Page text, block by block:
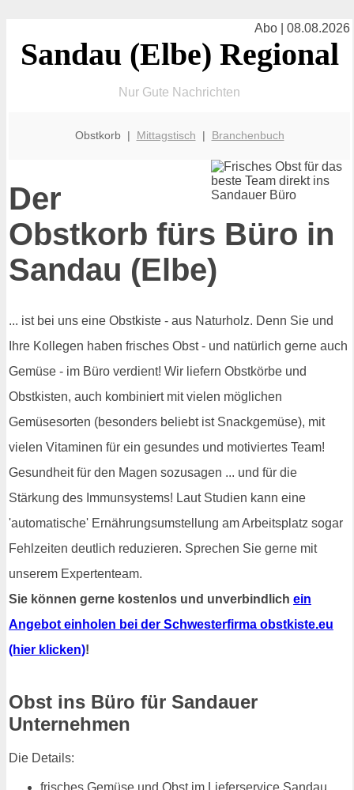
Abo | 08.08.2026
Sandau (Elbe) Regional
Nur Gute Nachrichten
Obstkorb | Mittagstisch | Branchenbuch
Der
Obstkorb fürs Büro in
Sandau (Elbe)
... ist bei uns eine Obstkiste - aus Naturholz. Denn Sie und
Ihre Kollegen haben frisches Obst - und natürlich gerne auch
Gemüse - im Büro verdient! Wir liefern Obstkörbe und
Obstkisten, auch kombiniert mit vielen möglichen
Gemüsesorten (besonders beliebt ist Snackgemüse), mit
vielen Vitaminen für ein gesundes und motiviertes Team!
Gesundheit für den Magen sozusagen ... und für die
Stärkung des Immunsystems! Laut Studien kann eine
'automatische' Ernährungsumstellung am Arbeitsplatz sogar
Fehlzeiten deutlich reduzieren. Sprechen Sie gerne mit
unserem Expertenteam.
Sie können gerne kostenlos und unverbindlich ein
Angebot einholen bei der Schwesterfirma obstkiste.eu
(hier klicken)!
Obst ins Büro für Sandauer
Unternehmen
Die Details: